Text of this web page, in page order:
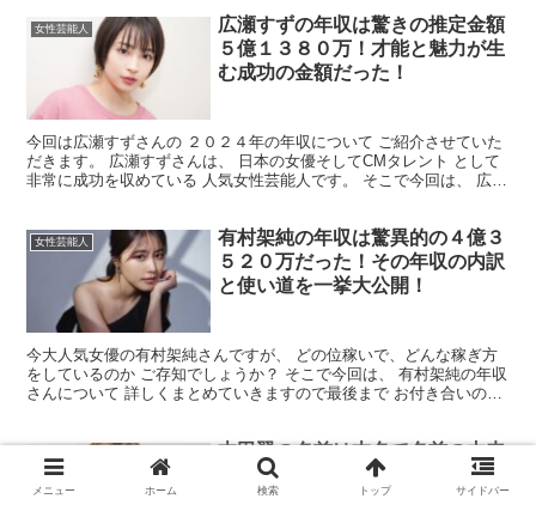
女性芸能人
広瀬すずの年収は驚きの推定金額
５億１３８０万！才能と魅力が生
む成功の金額だった！
今回は広瀬すずさんの ２０２４年の年収について ご紹介させていた
だきます。 広瀬すずさんは、 日本の女優そしてCMタレント として
非常に成功を収めている 人気女性芸能人です。 そこで今回は、 広瀬
女性芸能人
有村架純の年収は驚異的の４億３
５２０万だった！その年収の内訳
と使い道を一挙大公開！
今大人気女優の有村架純さんですが、 どの位稼いで、どんな稼ぎ方
をしているのか ご存知でしょうか？ そこで今回は、 有村架純の年収
さんについて 詳しくまとめていきますので最後まで お付き合いのほ
本田翼の名前は本名で名前の由来
はバイクメーカーから！名付けの
父親の発想が天才的だった！
メニュー ホーム 検索 トップ サイドバー